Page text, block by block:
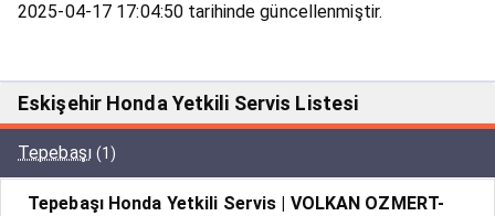
2025-04-17 17:04:50 tarihinde güncellenmiştir.
Eskişehir Honda Yetkili Servis Listesi
Tepebaşı (1)
Tepebaşı Honda Yetkili Servis | VOLKAN OZMERT-